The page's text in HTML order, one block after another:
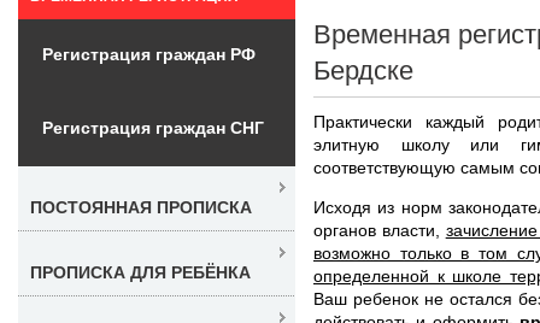
Временная
Бердске
Практически каждый
элитную школу или
соответствующую самым
Исходя из норм
органов власти,
возможно только в том
определенной к школе
Ваш ребенок не остался
Регистрация граждан РФ
Регистрация граждан СНГ
ПОСТОЯННАЯ ПРОПИСКА
ПРОПИСКА ДЛЯ РЕБЁНКА